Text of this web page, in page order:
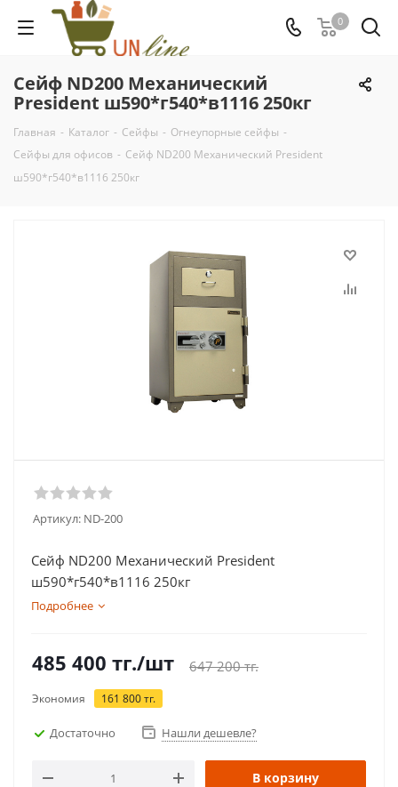
0
Сейф ND200 Механический
President ш590*г540*в1116 250кг
Главная - Каталог - Сейфы - Огнеупорные сейфы -
Сейфы для офисов - Сейф ND200 Механический President
ш590*г540*в1116 250кг
Артикул: ND-200
Сейф ND200 Механический President
ш590*г540*в1116 250кг
Подробнее
485 400 тг./шт 647 200тг.
Экономия 161 800тг.
Достаточно Нашли дешевле?
В корзину